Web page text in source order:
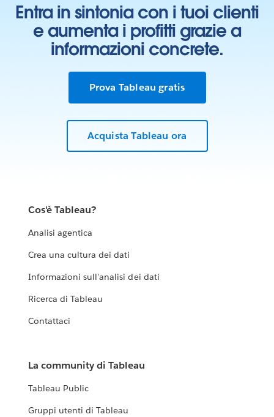
Entra in sintonia con i tuoi clienti
e aumenta i profitti grazie a
informazioni concrete.
Prova Tableau gratis
Acquista Tableau ora
Cos'è Tableau?
Analisi agentica
Crea una cultura dei dati
Informazioni sull'analisi dei dati
Ricerca di Tableau
Contattaci
La community di Tableau
Tableau Public
Gruppi utenti di Tableau